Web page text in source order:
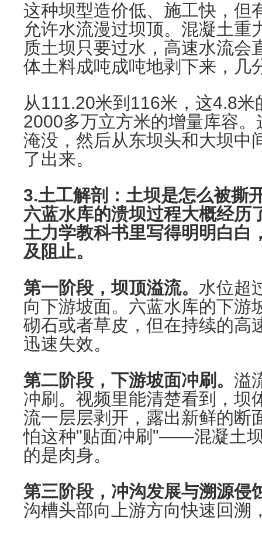
这种坝型造价低、施工快，但
允许水流漫过坝顶。混凝土重
质土坝只要过水，高速水流会
体土料成吨成吨地剥下来，几
从111.20米到116米，这4.8
2000多万立方米的增量库容
淹没，然后从东坝头和大坝中
了出来。
3.土工解剖：土坝是怎么被撕
六蓝水库的溃坝过程大概经历
土力学教科书里写得明明白白
及阻止。
第一阶段，坝顶溢流。 水位超
向下游坡面。六蓝水库的下游
砌石或者草皮，但在持续的高
迅速失效。
第二阶段，下游坡面冲刷。 溢
冲刷。视频里能清楚看到，坝
流一层层剥开，露出新鲜的断
怕这种"贴面冲刷"——混凝土
的是肉身。
第三阶段，冲沟发展与溯源侵
沟槽头部向上游方向快速回溯